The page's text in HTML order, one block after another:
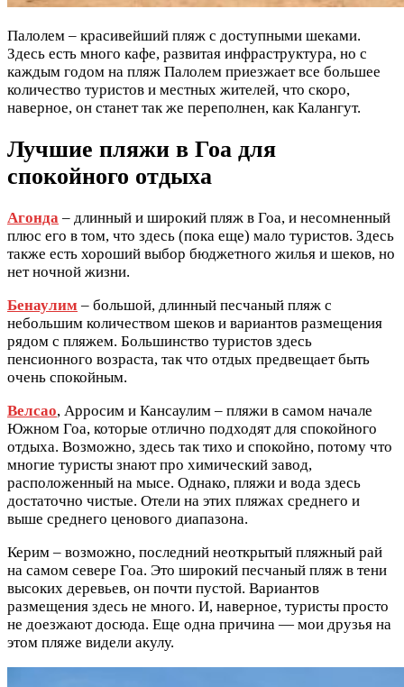
Палолем – красивейший пляж с доступными шеками.
Здесь есть много кафе, развитая инфраструктура, но с
каждым годом на пляж Палолем приезжает все большее
количество туристов и местных жителей, что скоро,
наверное, он станет так же переполнен, как Калангут.
Лучшие пляжи в Гоа для
спокойного отдыха
Агонда – длинный и широкий пляж в Гоа, и несомненный
плюс его в том, что здесь (пока еще) мало туристов. Здесь
также есть хороший выбор бюджетного жилья и шеков, но
нет ночной жизни.
Бенаулим – большой, длинный песчаный пляж с
небольшим количеством шеков и вариантов размещения
рядом с пляжем. Большинство туристов здесь
пенсионного возраста, так что отдых предвещает быть
очень спокойным.
Велсао, Арросим и Кансаулим – пляжи в самом начале
Южном Гоа, которые отлично подходят для спокойного
отдыха. Возможно, здесь так тихо и спокойно, потому что
многие туристы знают про химический завод,
расположенный на мысе. Однако, пляжи и вода здесь
достаточно чистые. Отели на этих пляжах среднего и
выше среднего ценового диапазона.
Керим – возможно, последний неоткрытый пляжный рай
на самом севере Гоа. Это широкий песчаный пляж в тени
высоких деревьев, он почти пустой. Вариантов
размещения здесь не много. И, наверное, туристы просто
не доезжают досюда. Еще одна причина — мои друзья на
этом пляже видели акулу.